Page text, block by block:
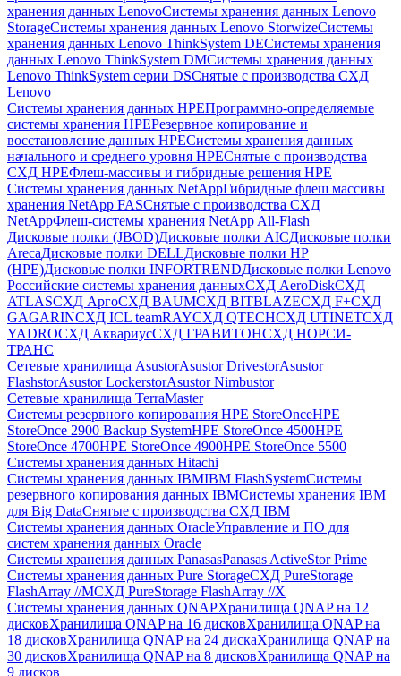
хранения данных LenovoСистемы хранения данных Lenovo
StorageСистемы хранения данных Lenovo StorwizeСистемы
хранения данных Lenovo ThinkSystem DEСистемы хранения
данных Lenovo ThinkSystem DMСистемы хранения данных
Lenovo ThinkSystem серии DSСнятые с производства СХД
Lenovo
Системы хранения данных HPEПрограммно-определяемые
системы хранения HPEРезервное копирование и
восстановление данных HPEСистемы хранения данных
начального и среднего уровня HPEСнятые с производства
СХД HPEФлеш-массивы и гибридные решения HPE
Cистемы хранения данных NetAppГибридные флеш массивы
хранения NetApp FASСнятые с производства СХД
NetAppФлеш-системы хранения NetApp All-Flash
Дисковые полки (JBOD)Дисковые полки AICДисковые полки
ArecaДисковые полки DELLДисковые полки HP
(HPE)Дисковые полки INFORTRENDДисковые полки Lenovo
Российские системы хранения данныхСХД AeroDiskСХД
ATLASСХД AргоСХД BAUMСХД BITBLAZEСХД F+СХД
GAGARINСХД ICL teamRAYСХД QTECHСХД UTINETСХД
YADROСХД АквариусСХД ГРАВИТОНСХД НОРСИ-
ТРАНС
Сетевые хранилища AsustorAsustor DrivestorAsustor
FlashstorAsustor LockerstorAsustor Nimbustor
Сетевые хранилища TerraMaster
Системы резервного копирования HPE StoreOnceHPE
StoreOnce 2900 Backup SystemHPE StoreOnce 4500HPE
StoreOnce 4700HPE StoreOnce 4900HPE StoreOnce 5500
Системы хранения данных Hitachi
Системы хранения данных IBMIBM FlashSystemСистемы
резервного копирования данных IBMСистемы хранения IBM
для Big DataСнятые с производства СХД IBM
Системы хранения данных OracleУправление и ПО для
систем хранения данных Oracle
Системы хранения данных PanasasPanasas ActiveStor Prime
Системы хранения данных Pure StorageСХД PureStorage
FlashArray //MСХД PureStorage FlashArray //X
Системы хранения данных QNAPХранилища QNAP на 12
дисковХранилища QNAP на 16 дисковХранилища QNAP на
18 дисковХранилища QNAP на 24 дискаХранилища QNAP на
30 дисковХранилища QNAP на 8 дисковХранилища QNAP на
9 дисков